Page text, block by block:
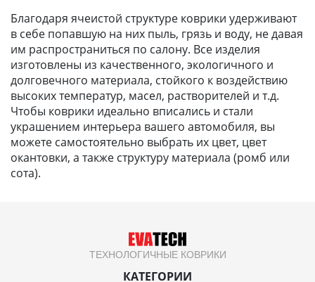
Благодаря ячеистой структуре коврики удерживают
в себе попавшую на них пыль, грязь и воду, не давая
им распространиться по салону. Все изделия
изготовлены из качественного, экологичного и
долговечного материала, стойкого к воздействию
высоких температур, масел, растворителей и т.д.
Чтобы коврики идеально вписались и стали
украшением интерьера вашего автомобиля, вы
можете самостоятельно выбрать их цвет, цвет
окантовки, а также структуру материала (ромб или
сота).
ТЕХНОЛОГИЧНЫЕ КОВРИКИ
КАТЕГОРИИ